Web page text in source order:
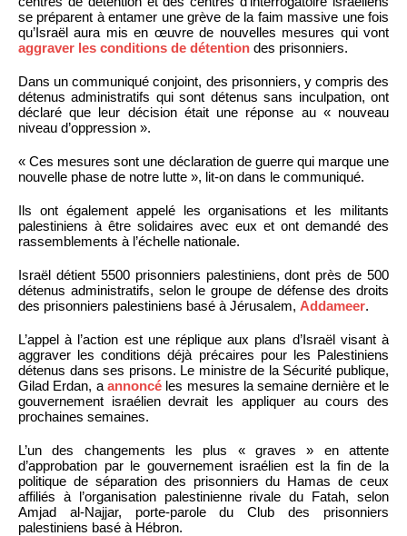
se préparent à entamer une grève de la faim massive une fois
qu’Israël aura mis en œuvre de nouvelles mesures qui vont
aggraver les conditions de détention des prisonniers.
Dans un communiqué conjoint, des prisonniers, y compris des
détenus administratifs qui sont détenus sans inculpation, ont
déclaré que leur décision était une réponse au « nouveau
niveau d’oppression ».
« Ces mesures sont une déclaration de guerre qui marque une
nouvelle phase de notre lutte », lit-on dans le communiqué.
Ils ont également appelé les organisations et les militants
palestiniens à être solidaires avec eux et ont demandé des
rassemblements à l’échelle nationale.
Israël détient 5500 prisonniers palestiniens, dont près de 500
détenus administratifs, selon le groupe de défense des droits
des prisonniers palestiniens basé à Jérusalem, Addameer.
L’appel à l’action est une réplique aux plans d’Israël visant à
aggraver les conditions déjà précaires pour les Palestiniens
détenus dans ses prisons. Le ministre de la Sécurité publique,
Gilad Erdan, a annoncéles mesures la semaine dernière et le
gouvernement israélien devrait les appliquer au cours des
prochaines semaines.
L’un des changements les plus « graves » en attente
d’approbation par le gouvernement israélien est la fin de la
politique de séparation des prisonniers du Hamas de ceux
affiliés à l’organisation palestinienne rivale du Fatah, selon
Amjad al-Najjar, porte-parole du Club des prisonniers
palestiniens basé à Hébron.